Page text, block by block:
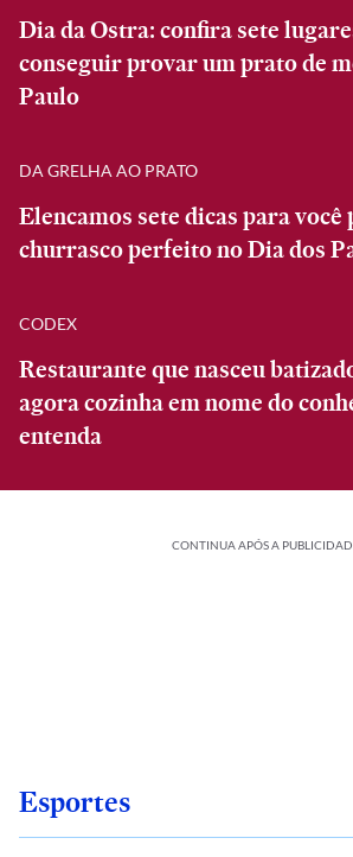
Dia da Ostra: confira sete
conseguir provar um prato de
Paulo
DA GRELHA AO PRATO
Elencamos sete dicas para
churrasco perfeito no Dia dos
CODEX
Restaurante que nasceu
agora cozinha em nome do
entenda
CONTINUA APÓS A
Esportes